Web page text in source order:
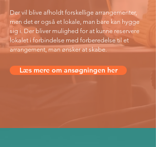
Der vil blive afholdt forskellige arrangementer,
men det er også et lokale, man bare kan hygge
sig i. Der bliver mulighed for at kunne reservere
lokalet i forbindelse med forberedelse til et
arrangement, man ønsker at skabe.
Læs mere om ansøgningen her